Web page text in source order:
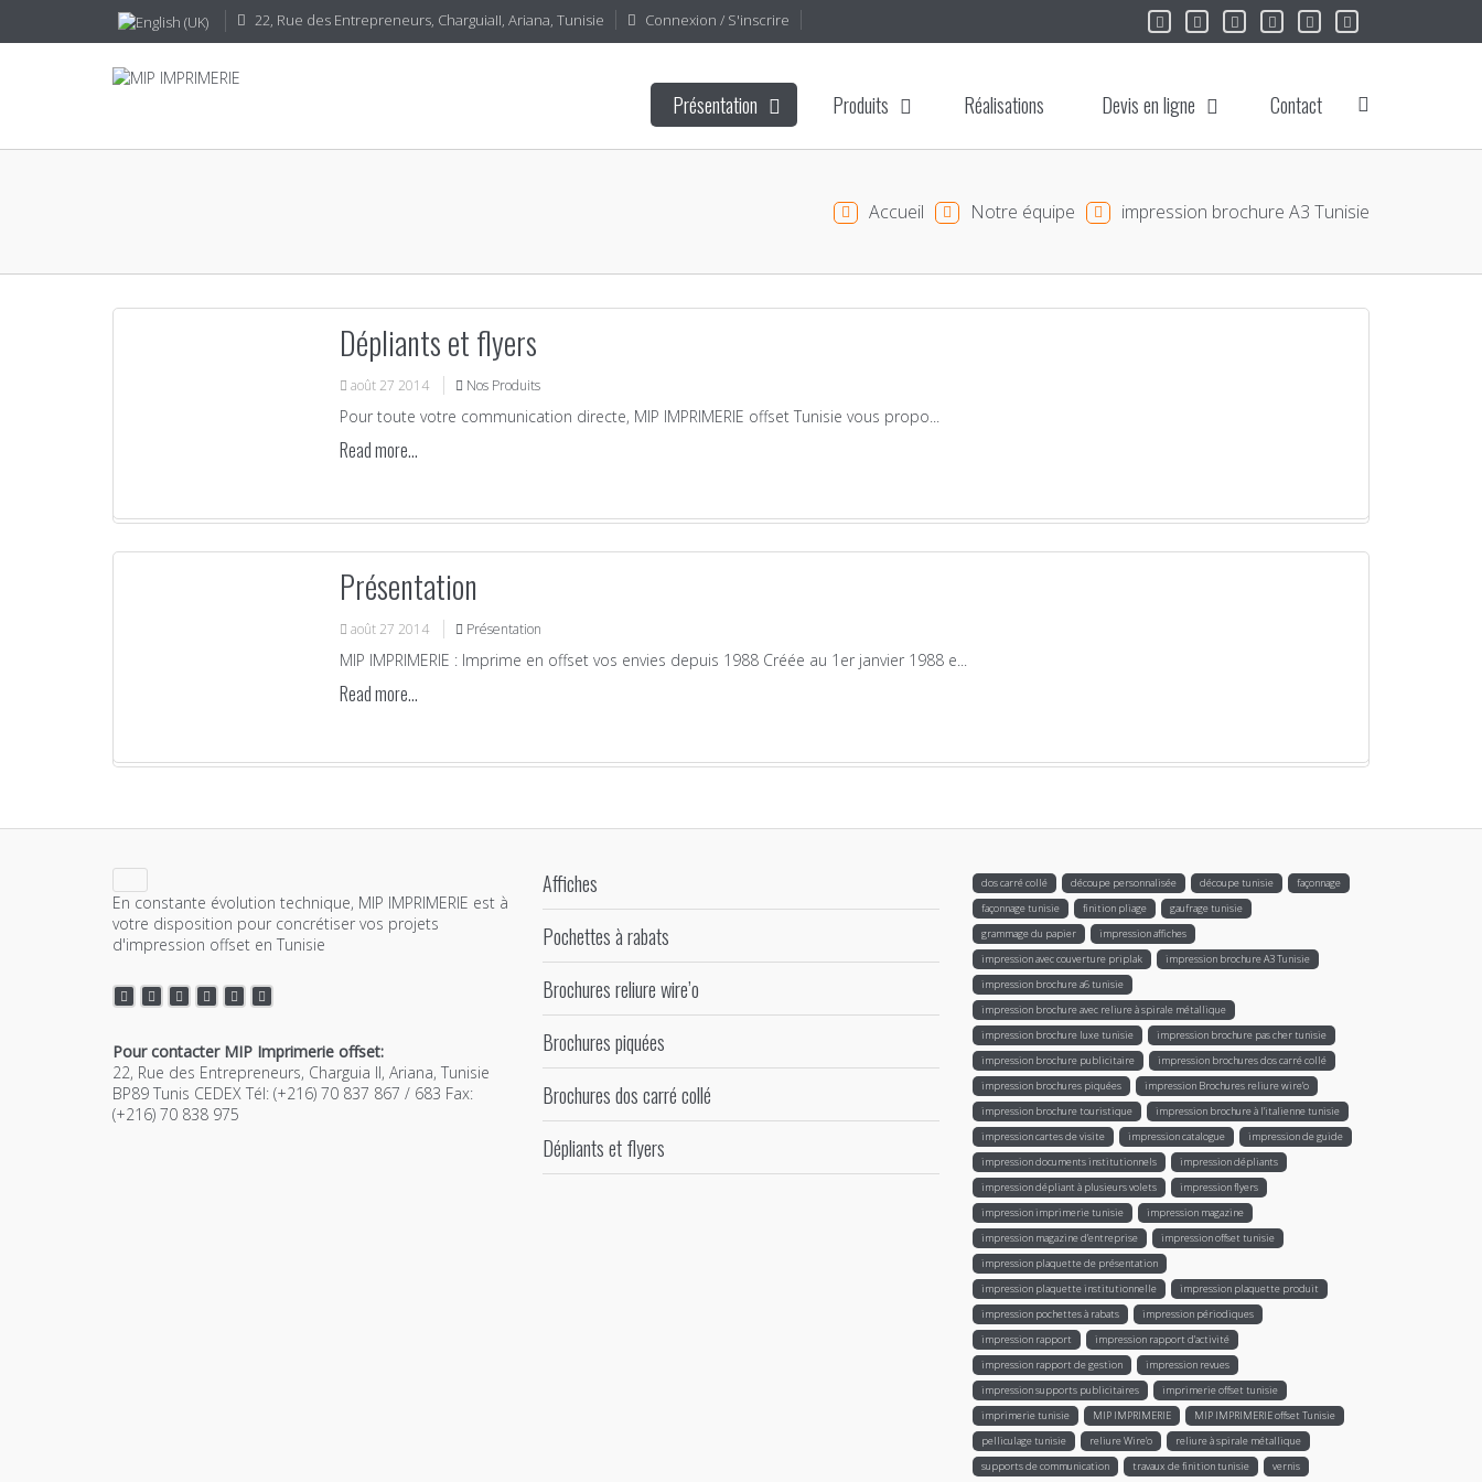
22, Rue des Entrepreneurs, CharguiaII, Ariana, Tunisie Connexion / S'inscrire
Présentation Produits Réalisations Devis en ligne Contact
Accueil Notre équipe impression brochure A3 Tunisie
Dépliants et flyers
août 27 2014 Nos Produits
Pour toute votre communication directe, MIP IMPRIMERIE offset Tunisie vous propo...
Read more...
Présentation
août 27 2014 Présentation
MIP IMPRIMERIE : Imprime en offset vos envies depuis 1988 Créée au 1er janvier 1988 e...
Read more...
En constante évolution technique, MIP IMPRIMERIE est à
votre disposition pour concrétiser vos projets
d'impression offset en Tunisie
Pour contacter MIP Imprimerie offset:
22, Rue des Entrepreneurs, Charguia II, Ariana, Tunisie
BP89 Tunis CEDEX Tél: (+216) 70 837 867 / 683 Fax:
(+216) 70 838 975
Affiches
Pochettes à rabats
Brochures reliure wire’o
Brochures piquées
Brochures dos carré collé
Dépliants et flyers
dos carré collé découpe personnalisée découpe tunisie
façonnage
façonnage tunisie
finition pliage
gaufrage tunisie
grammage du papier
impression affiches
impression avec couverture priplak
impression brochure A3 Tunisie
impression brochure a6 tunisie
impression brochure avec reliure à spirale métallique
impression brochure luxe tunisie
impression brochure pas cher tunisie
impression brochure publicitaire
impression brochures dos carré collé
impression brochures piquées
impression Brochures reliure wire’o
impression brochure touristique
impression brochure à l'italienne tunisie
impression cartes de visite
impression catalogue
impression de guide
impression documents institutionnels
impression dépliants
impression dépliant à plusieurs volets
impression flyers
impression imprimerie tunisie
impression magazine
impression magazine d’entreprise
impression offset tunisie
impression plaquette de présentation
impression plaquette institutionnelle
impression plaquette produit
impression pochettes à rabats
impression périodiques
impression rapport
impression rapport d'activité
impression rapport de gestion
impression revues
impression supports publicitaires
imprimerie offset tunisie
imprimerie tunisie
MIP IMPRIMERIE
MIP IMPRIMERIE offset Tunisie
pelliculage tunisie
reliure Wire’o
reliure à spirale métallique
supports de communication
travaux de finition tunisie vernis